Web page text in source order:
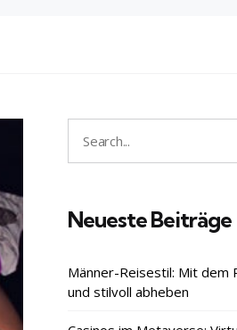
Search
for:
Neueste Beiträge
Männer-Reisestil: Mit
und stilvoll abheben